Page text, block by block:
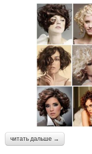
читать дальше →